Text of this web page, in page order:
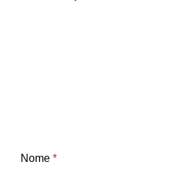
Nome *